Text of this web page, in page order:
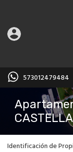
573012479484
Identificación de